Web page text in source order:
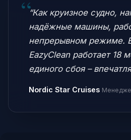
“Как круизное судно,
надёжные машины,
непрерывном режиме.
EazyClean работает 18
единого сбоя –
Nordic Star Cruises